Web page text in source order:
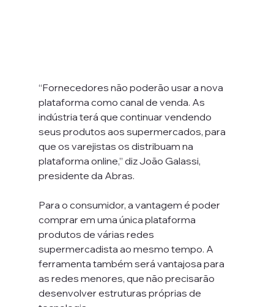
“Fornecedores não poderão usar a nova
plataforma como canal de venda. As
indústria terá que continuar vendendo
seus produtos aos supermercados, para
que os varejistas os distribuam na
plataforma online,” diz João Galassi,
presidente da Abras.
Para o consumidor, a vantagem é poder
comprar em uma única plataforma
produtos de várias redes
supermercadista ao mesmo tempo. A
ferramenta também será vantajosa para
as redes menores, que não precisarão
desenvolver estruturas próprias de